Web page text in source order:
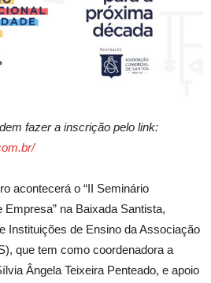
fazer a inscrição pelo link:
acontecerá o “II Seminário
na Baixada Santista,
Instituições de Ensino da Associação
que tem como coordenadora a
Ângela Teixeira Penteado, e apoio